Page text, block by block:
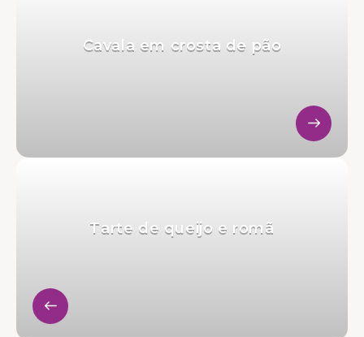
Cavala em crosta de pão
Tarte de queijo e romã